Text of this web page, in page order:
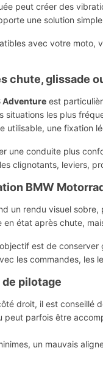
peut créer des
une solution
avec votre moto,
chute, glissade
Adventure est
situations les plus
utilisable, une
une conduite plus
clignotants, leviers,
BMW
un rendu visuel sobre,
état après chute,
est de
les commandes,
pilotage
droit, il est conseillé
parfois être
un mauvais